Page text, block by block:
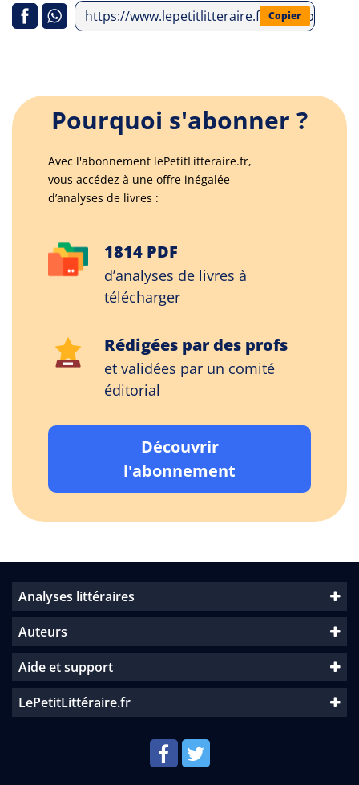
https://www.lepetitlitteraire.fr/index.php/
Copier
Pourquoi s'abonner ?
Avec l'abonnement lePetitLitteraire.fr,
vous accédez à une offre inégalée
d’analyses de livres :
1814 PDF
d’analyses de livres à
télécharger
Rédigées par des profs
et validées par un comité
éditorial
Découvrir
l'abonnement
Analyses littéraires
Auteurs
Aide et support
LePetitLittéraire.fr